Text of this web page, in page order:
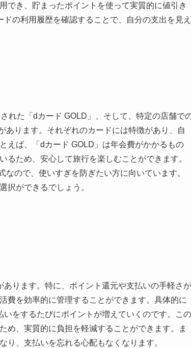
でき、貯まったポイントを使って実質的に値引き
の利用履歴を確認することで、自分の支出を見え
れた「dカード GOLD」、そして、特定の店舗で
ります。それぞれのカードには特徴があり、自
えば、「dカード GOLD」は年会費がかかるもの
ため、安心して旅行を楽しむことができます。
ので、使いすぎを防ぎたい方に向いています。
択ができるでしょう。
ります。特に、ポイント還元や支払いの手軽さが
費を効率的に管理することができます。具体的に
をするたびにポイントが増えていくのです。この
め、実質的に負担を軽減することができます。ま
り、支払いを忘れる心配もなくなります。